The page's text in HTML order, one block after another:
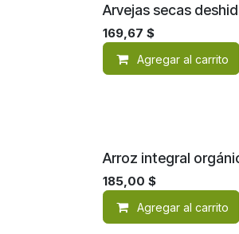
Arvejas secas
169,67 $
Agregar al carrito
Orgánico
Arroz integral
185,00 $
Agregar al carrito